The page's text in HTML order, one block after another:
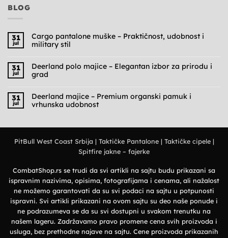
BLOG
31
jul
Cargo pantalone muške – Praktičnost, udobnost i
military stil
na
Cargo
pantalone
muške
Praktičnost,
udobnost
i
military
31
jul
Deerland polo majice – Elegantan izbor za prirodu i
grad
na
Deerland
polo
izbor
prirodu
i
31
jul
Deerland majice – Premium organski pamuk i
vrhunska udobnost
–
vrhunska
udobnost
PitBull West Coast Srbija | Taktičke Pantalone| Taktičke cipele|
Spitfire jakne – fajerke
CombatShop.rs se trudi da svi artikli na sajtu budu prikazani sa
ispravnim nazivima, opisima, fotografijama i cenama, ali nažalost
ne možemo garantovati da su svi podaci na sajtu u potpunosti
ispravni. Svi artikli prikazani na ovom sajtu su deo naše ponude i
ne podrazumeva se da su svi dostupni u svakom trenutku na
našem lageru. Zadržavamo pravo promene cena svih proizvoda i
usluga, bez prethodne najave na sajtu. Cene proizvoda prikazanih